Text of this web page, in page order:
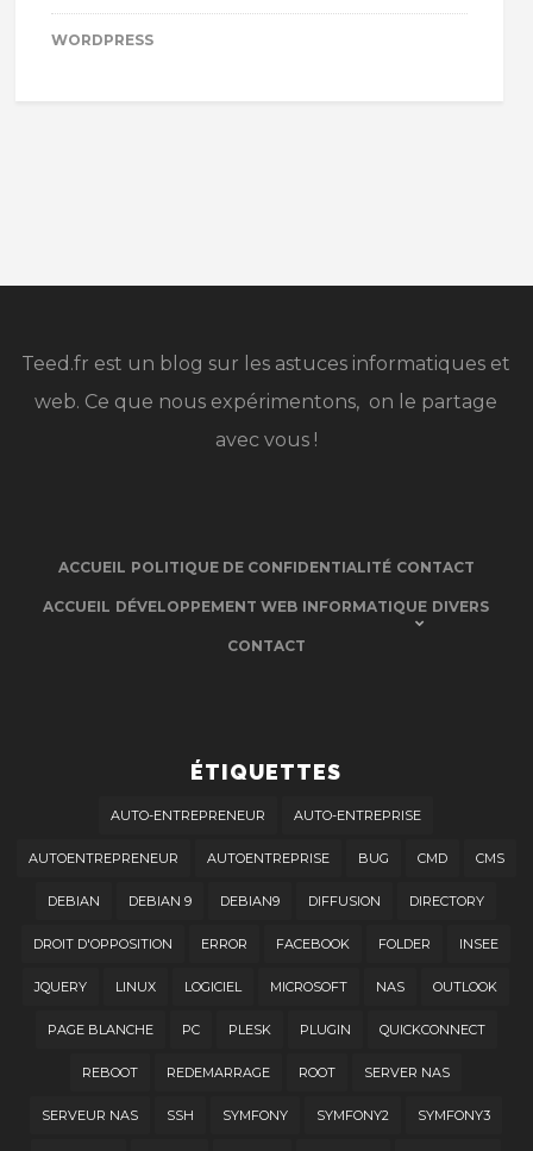
WORDPRESS
Teed.fr est un blog sur les astuces informatiques et
web. Ce que nous expérimentons, on le partage
avec vous !
ACCUEIL POLITIQUE DE CONFIDENTIALITÉ CONTACT
ACCUEIL DÉVELOPPEMENT WEB INFORMATIQUE DIVERS
CONTACT
ÉTIQUETTES
AUTO-ENTREPRENEUR AUTO-ENTREPRISE
AUTOENTREPRENEUR AUTOENTREPRISE BUG CMD CMS
DEBIAN DEBIAN 9 DEBIAN9 DIFFUSION DIRECTORY
DROIT D'OPPOSITION ERROR FACEBOOK FOLDER INSEE
JQUERY LINUX LOGICIEL MICROSOFT NAS OUTLOOK
PAGE BLANCHE PC PLESK PLUGIN QUICKCONNECT
REBOOT REDEMARRAGE ROOT SERVER NAS
SERVEUR NAS SSH SYMFONY SYMFONY2 SYMFONY3